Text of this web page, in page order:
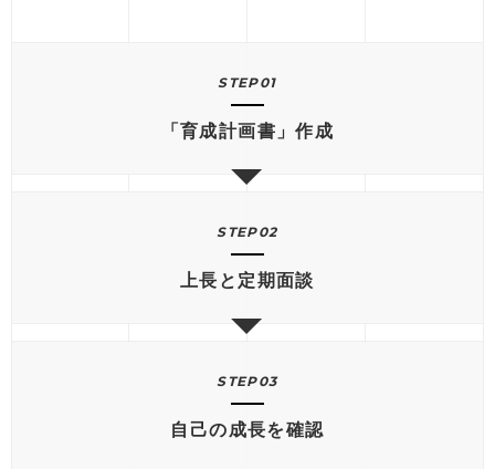
STEP01
「育成計画書」作成
STEP02
上長と定期面談
STEP03
自己の成長を確認